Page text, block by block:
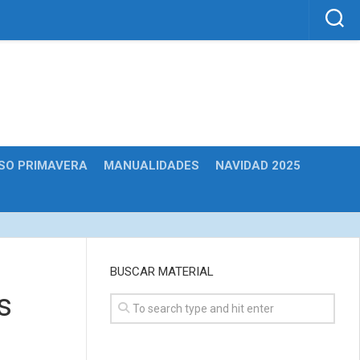
PRIMAVERA MANUALIDADES NAVIDAD 2025
BUSCAR MATERIAL